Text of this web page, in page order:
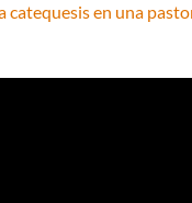
catequesis en una